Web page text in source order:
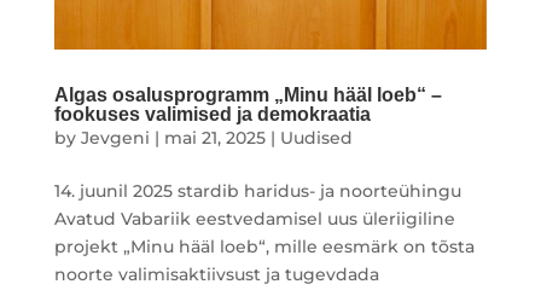
Algas osalusprogramm „Minu hääl loeb“ –
fookuses valimised ja demokraatia
by Jevgeni | mai 21, 2025| Uudised
14. juunil 2025 stardib haridus- ja noorteühingu
Avatud Vabariik eestvedamisel uus üleriigiline
projekt „Minu hääl loeb“, mille eesmärk on tõsta
noorte valimisaktiivsust ja tugevdada